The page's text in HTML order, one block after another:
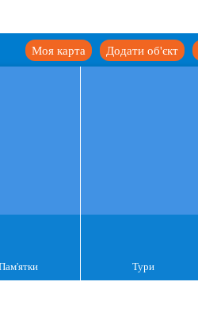
Додати об'єкт
Моя карта
Тури